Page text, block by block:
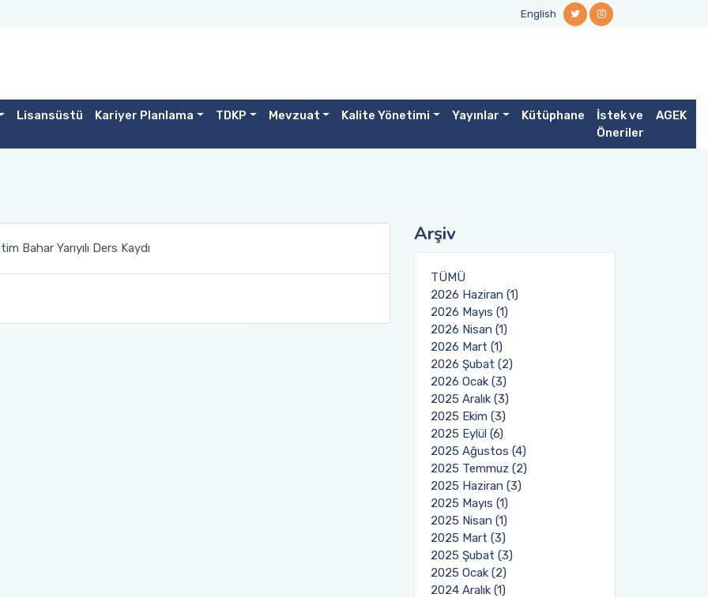
English
Lisansüstü Kariyer Planlama TDKP Mevzuat Kalite Yönetimi Yayınlar Kütüphane
İstek ve
Öneriler
AGEK
Bahar Yarıyılı Ders Kaydı
Arşiv
TÜMÜ
2026 Haziran (1)
2026 Mayıs (1)
2026 Nisan (1)
2026 Mart (1)
2026 Şubat (2)
2026 Ocak (3)
2025 Aralık (3)
2025 Ekim (3)
2025 Eylül (6)
2025 Ağustos (4)
2025 Temmuz (2)
2025 Haziran (3)
2025 Mayıs (1)
2025 Nisan (1)
2025 Mart (3)
2025 Şubat (3)
2025 Ocak (2)
2024 Aralık (1)